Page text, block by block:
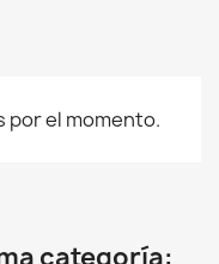
por el momento.